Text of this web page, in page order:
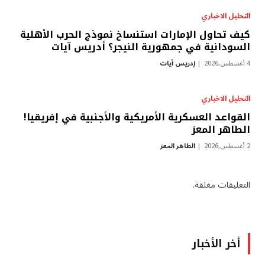
التحليل الاخباري
كيف تحاول الإمارات استنساخ نموذج الحرب الأهلية
السودانية في جمهورية النيجر؟ أدريس آيات
4 أغسطس,2026 إدريس آيات
التحليل الاخباري
القواعد العسكرية الأمريكية والأجنبية في إفريقيا!
الطاهر المعز
2 أغسطس,2026 الطاهر المعز
التعليقات مغلقة.
أخر الأخبار